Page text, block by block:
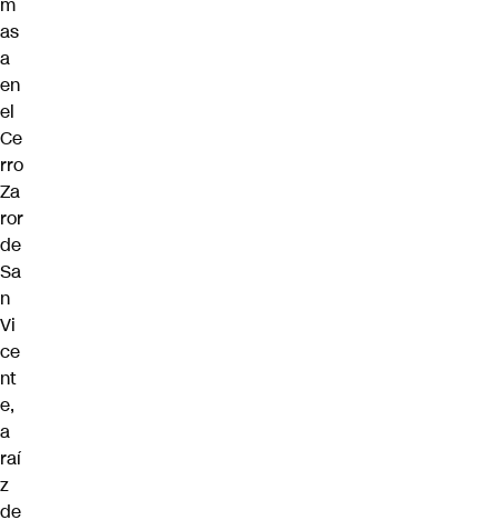
as
a
en
el
Ce
rro
Za
ror
de
Sa
n
Vi
ce
nt
e,
a
raí
z
de